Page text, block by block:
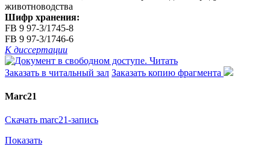
животноводства
Шифр хранения:
FB 9 97-3/1745-8
FB 9 97-3/1746-6
К диссертации
Читать
Заказать в читальный зал Заказать копию фрагмента
Marc21
Скачать marc21-запись
Показать